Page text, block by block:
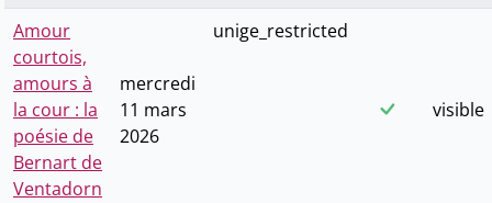
Amour
courtois,
amours à
la cour : la
poésie de
Bernart de
Ventadorn
mercredi
11 mars
2026
unige_restricted
visible